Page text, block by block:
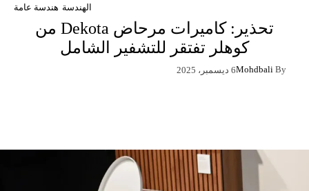
الهندسة هندسة عامة
تحذير: كاميرات مرحاض Dekota من
كوهلر تفتقر للتشفير الشامل
By
Mohdbali6 ديسمبر، 2025